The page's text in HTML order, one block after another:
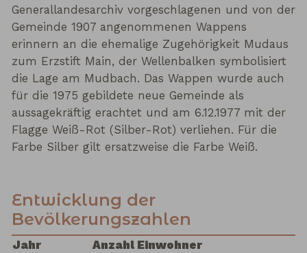
Generallandesarchiv vorgeschlagenen und von der
Gemeinde 1907 angenommenen Wappens
erinnern an die ehemalige Zugehörigkeit Mudaus
zum Erzstift Main, der Wellenbalken symbolisiert
die Lage am Mudbach. Das Wappen wurde auch
für die 1975 gebildete neue Gemeinde als
aussagekräftig erachtet und am 6.12.1977 mit der
Flagge Weiß-Rot (Silber-Rot) verliehen. Für die
Farbe Silber gilt ersatzweise die Farbe Weiß.
Entwicklung der
Bevölkerungszahlen
Jahr
Anzahl Einwohner